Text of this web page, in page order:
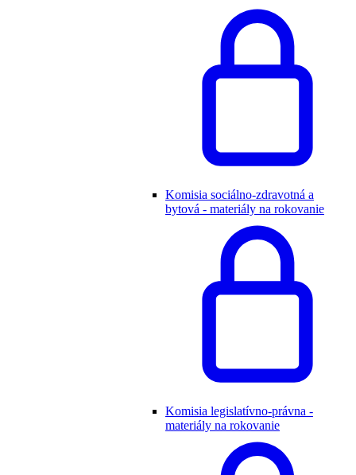
Komisia sociálno-zdravotná a
bytová - materiály na rokovanie
Komisia legislatívno-právna -
materiály na rokovanie